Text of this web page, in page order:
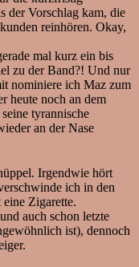
der Vorschlag kam, die
reinhören. Okay,
mal kurz ein bis
zu der Band?! Und nur
nominiere ich Maz zum
heute noch an dem
tyrannische
an der Nase
Irgendwie hört
ich in den
Zigarette.
auch schon letzte
ist), dennoch